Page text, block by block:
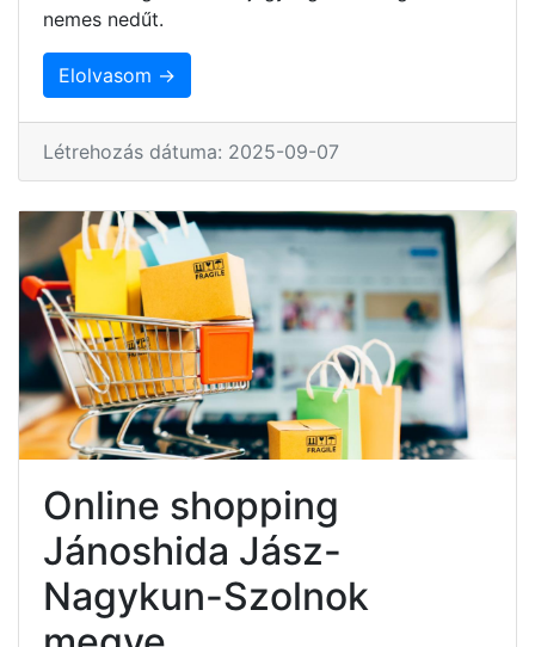
nemes nedűt.
Elolvasom →
Létrehozás dátuma: 2025-09-07
Online shopping
Jánoshida Jász-
Nagykun-Szolnok